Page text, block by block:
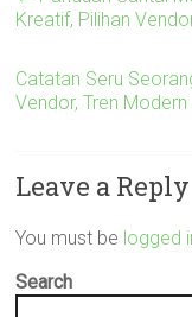
Kreatif, Pilihan
Catatan Seru
Vendor, Tren Modern
Leave a Reply
You must be logged
Search